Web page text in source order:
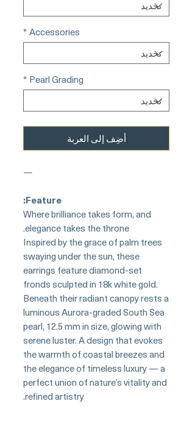
Accessories
*
Pearl Grading
*
أضِف إلى العربة
—
Feature:
Where brilliance takes form, and
elegance takes the throne.
Inspired by the grace of palm trees
swaying under the sun, these
earrings feature diamond-set
fronds sculpted in 18k white gold.
Beneath their radiant canopy rests a
luminous Aurora-graded South Sea
pearl, 12.5 mm in size, glowing with
serene luster. A design that evokes
the warmth of coastal breezes and
the elegance of timeless luxury — a
perfect union of nature’s vitality and
refined artistry.